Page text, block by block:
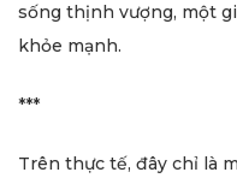
sống thịnh vượng, một
khỏe mạnh.
***
Trên thực tế, đây chỉ là